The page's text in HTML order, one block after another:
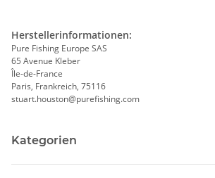
Herstellerinformationen:
Pure Fishing Europe SAS
65 Avenue Kleber
Île-de-France
Paris, Frankreich, 75116
stuart.houston@purefishing.com
Kategorien